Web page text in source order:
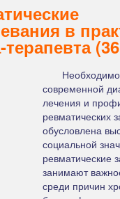
в
терапевта
современной
лечения и
ревматических
обусловлена
социальной
ревматические
занимают
среди причин